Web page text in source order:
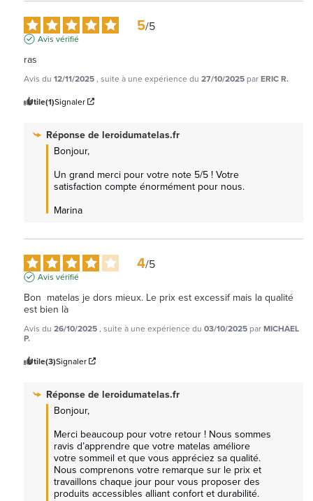
5/5
Avis vérifié
ras
Avis du 12/11/2025, suite à une expérience du 27/10/2025 parERIC R.
Utile(1)Signaler
Réponse de leroidumatelas.fr
Bonjour,
Un grand merci pour votre note 5/5 ! Votre
satisfaction compte énormément pour nous.
Marina
4/5
Avis vérifié
Bon  matelas je dors mieux. Le prix est excessif mais la qualité
est bien là
Avis du 26/10/2025, suite à une expérience du 03/10/2025 parMICHAEL
P.
Utile(3)Signaler
Réponse de leroidumatelas.fr
Bonjour,
Merci beaucoup pour votre retour ! Nous sommes
ravis d’apprendre que votre matelas améliore
votre sommeil et que vous appréciez sa qualité.
Nous comprenons votre remarque sur le prix et
travaillons chaque jour pour vous proposer des
produits accessibles alliant confort et durabilité.